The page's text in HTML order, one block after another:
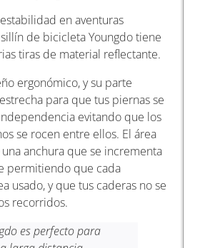
en aventuras
de bicicleta Youngdo tiene
tiras de material reflectante.
ergonómico, y su parte
para que tus piernas se
evitando que los
se rocen entre ellos. El área
anchura que se incrementa
permitiendo que cada
usado, y que tus caderas no se
recorridos.
es perfecto para